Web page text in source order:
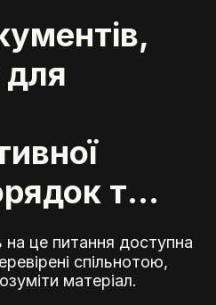
для
т...
на це питання доступна
спільнотою,
матеріал.